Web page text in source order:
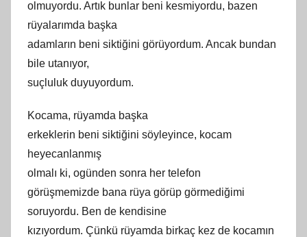
olmuyordu. Artık bunlar beni kesmiyordu, bazen
rüyalarımda başka
adamların beni siktiğini görüyordum. Ancak bundan
bile utanıyor,
suçluluk duyuyordum.
Kocama, rüyamda başka
erkeklerin beni siktiğini söyleyince, kocam
heyecanlanmış
olmalı ki, ogünden sonra her telefon
görüşmemizde bana rüya görüp görmediğimi
soruyordu. Ben de kendisine
kızıyordum. Çünkü rüyamda birkaç kez de kocamın